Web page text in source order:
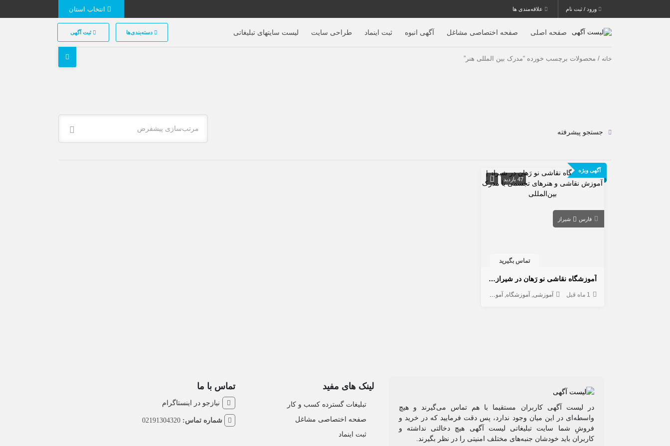
ورود / ثبت نام علاقه‌مندی ها
صفحه اصلی صفحه اختصاصی مشاغل آگهی‌ انبوه ثبت اینماد طراحی سایت لیست سایتهای تبلیغاتی دسته‌بندی‌ها ثبت آگهی
خانه / محصولات برچسب خورده “مدرک بین المللی هنر”
مرتب‌سازی پیشفرض جستجو پیشرفته
آگهی ویژه
47 بازدید
فارس شیراز
تماس بگیرید
آموزشگاه نقاشی نو رَهان در شیراز | آموزش نقاشی و هنرهای تجسمی با مدرک بین‌المللی
1 ماه قبل آموزشی آموزشگاه آموزش تخصصی
در لیست آگهی کاربران مستقیما با هم تماس می‌گیرند و هیچ
واسطه‌ای در این میان وجود ندارد، پس دقت فرمایید که در خرید و
فروشِ شما سایت تبلیغاتی لیست آگهی هیچ دخالتی نداشته و
کاربران باید خودشان جنبه‌های مختلف امنیتی را در نظر بگیرند.
لینک های مفید
تبلیغات گسترده کسب و کار
صفحه اختصاصی مشاغل
ثبت اینماد
تماس با ما
نیازجو در اینستاگرام
شماره تماس: 02191304320